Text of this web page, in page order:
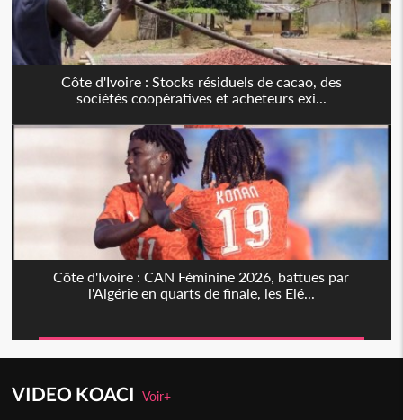
Côte d'Ivoire : Stocks résiduels de cacao, des
sociétés coopératives et acheteurs exi...
Côte d'Ivoire : CAN Féminine 2026, battues par
l'Algérie en quarts de finale, les Elé...
VIDEO KOACIVoir+